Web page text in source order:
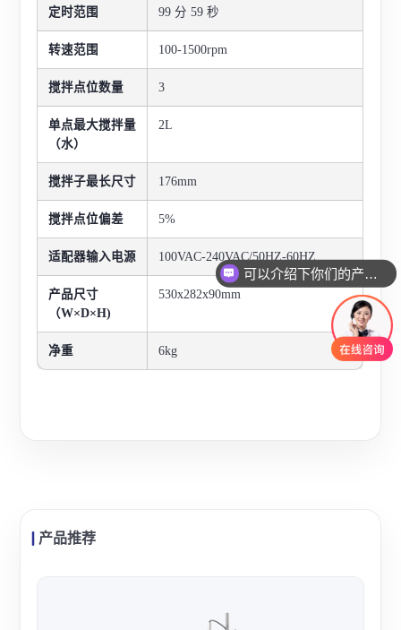
定时范围 99 分 59 秒
转速范围 100-1500rpm
搅拌点位数量 3
单点最大搅拌量
（水）
2L
搅拌子最长尺寸 176mm
搅拌点位偏差 5%
适配器输入电源 100VAC-240VAC/50HZ-60HZ
产品尺寸
（W×D×H)
530x282x90mm
净重 6kg
产品推荐